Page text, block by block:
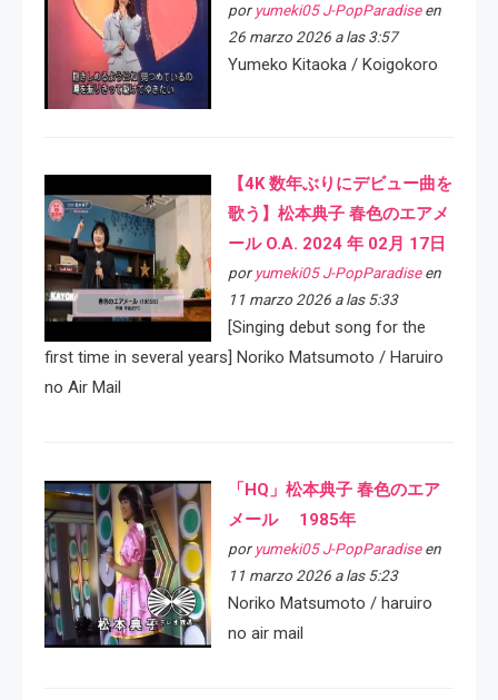
por yumeki05 J-PopParadiseen
26 marzo 2026 a las 3:57
Yumeko Kitaoka / Koigokoro
【4K 数年ぶりにデビュー曲を
歌う】松本典子 春色のエアメ
ール O.A. 2024 年 02月 17日
por yumeki05 J-PopParadiseen
11 marzo 2026 a las 5:33
[Singing debut song for the
first time in several years] Noriko Matsumoto / Haruiro
no Air Mail
「HQ」松本典子 春色のエア
メール 1985年
por yumeki05 J-PopParadiseen
11 marzo 2026 a las 5:23
Noriko Matsumoto / haruiro
no air mail